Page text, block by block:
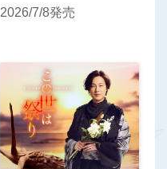
2026/7/8発売